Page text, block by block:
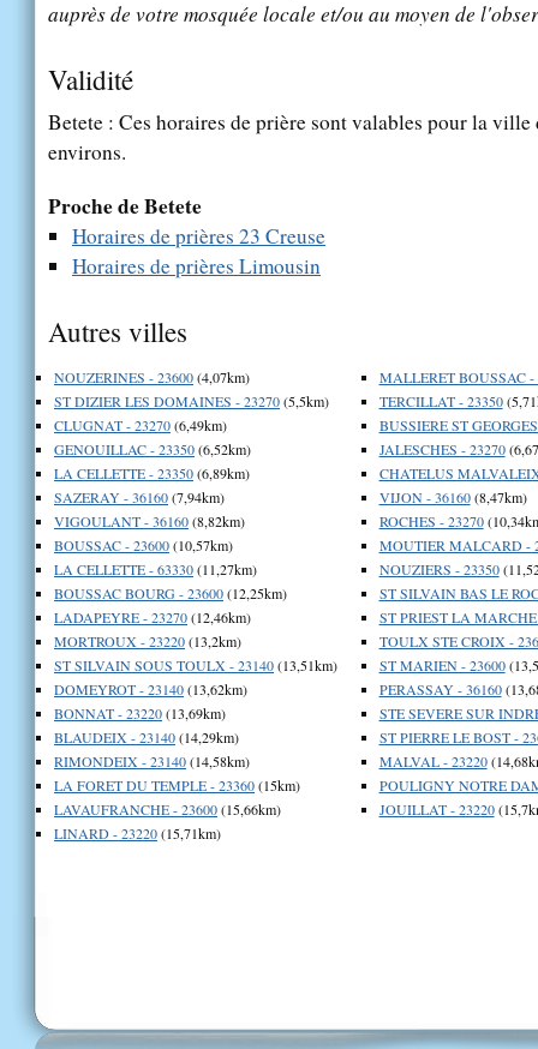
auprès de votre mosquée locale et/ou au moyen de
Validité
Betete : Ces horaires de prière sont valables pour la
environs.
Proche de Betete
Horaires de prières 23 Creuse
Horaires de prières Limousin
Autres villes
NOUZERINES - 23600(4,07km)
ST DIZIER LES DOMAINES - 23270(5,5km)
CLUGNAT - 23270(6,49km)
GENOUILLAC - 23350(6,52km)
LA CELLETTE - 23350(6,89km)
SAZERAY - 36160(7,94km)
VIGOULANT - 36160(8,82km)
BOUSSAC - 23600(10,57km)
LA CELLETTE - 63330(11,27km)
BOUSSAC BOURG - 23600(12,25km)
LADAPEYRE - 23270(12,46km)
MORTROUX - 23220(13,2km)
ST SILVAIN SOUS TOULX - 23140(13,51km)
DOMEYROT - 23140(13,62km)
BONNAT - 23220(13,69km)
BLAUDEIX - 23140(14,29km)
RIMONDEIX - 23140(14,58km)
LA FORET DU TEMPLE - 23360(15km)
LAVAUFRANCHE - 23600(15,66km)
LINARD - 23220(15,71km)
MALLERET BOUSSAC -
TERCILLAT - 23350
BUSSIERE ST
JALESCHES - 23270
CHATELUS
VIJON - 36160(8,47km)
ROCHES - 23270
MOUTIER MALCARD -
NOUZIERS - 23350
ST SILVAIN BAS LE
ST PRIEST LA MARCHE
TOULX STE CROIX -
ST MARIEN - 23600
PERASSAY - 36160
STE SEVERE SUR
ST PIERRE LE BOST -
MALVAL - 23220
POULIGNY NOTRE
JOUILLAT - 23220